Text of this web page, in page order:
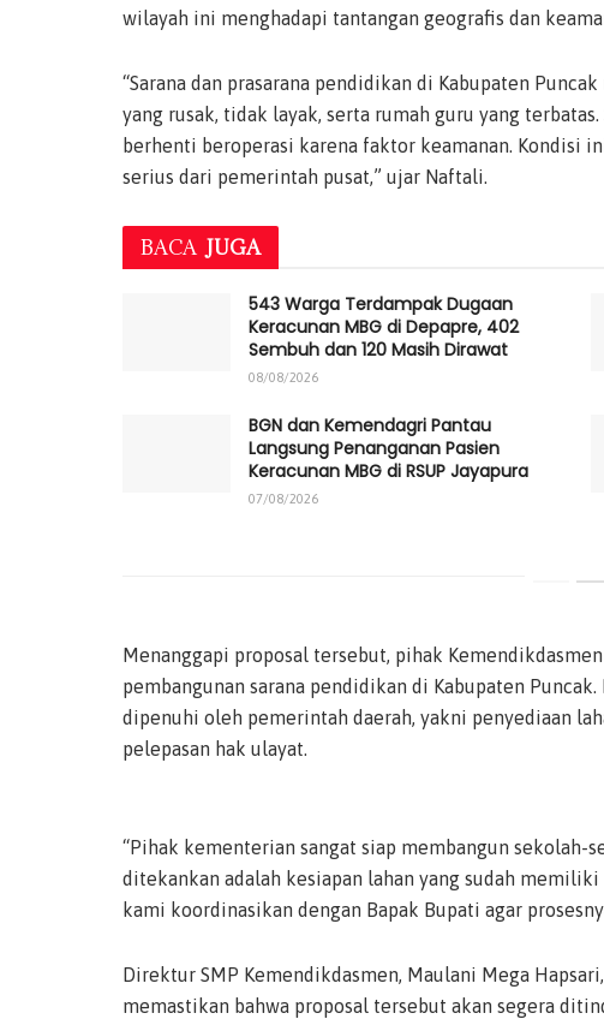
wilayah ini menghadapi tantangan geografis dan
“Sarana dan prasarana pendidikan di Kabupaten
yang rusak, tidak layak, serta rumah guru yang
berhenti beroperasi karena faktor keamanan. Kondisi
serius dari pemerintah pusat,” ujar Naftali.
BACA JUGA
543 Warga Terdampak Dugaan
Keracunan MBG di Depapre, 402
Sembuh dan 120 Masih Dirawat
08/08/2026
BGN dan Kemendagri Pantau
Langsung Penanganan Pasien
Keracunan MBG di RSUP Jayapura
07/08/2026
Menanggapi proposal tersebut, pihak
pembangunan sarana pendidikan di Kabupaten
dipenuhi oleh pemerintah daerah, yakni penyediaan
pelepasan hak ulayat.
“Pihak kementerian sangat siap membangun sekolah-
ditekankan adalah kesiapan lahan yang sudah
kami koordinasikan dengan Bapak Bupati agar
Direktur SMP Kemendikdasmen, Maulani Mega
memastikan bahwa proposal tersebut akan segera